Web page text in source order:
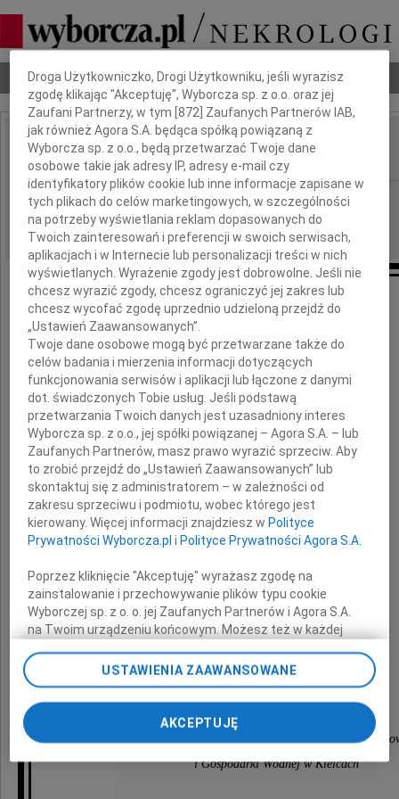
Nekrologi Odeszli Poradnik pogrzebowy
IMIĘ I NAZWISKO: Bogusław Nowak
REGION: Kielce
DATA EMISJI: 02.12.2015
wyrazy głębokiego współczucia
z powodu śmierci
Pana
Bogusława Nowaka
Wójta Gminy Mirzec
składają
Rada Nadzorcza, Zarząd
pracownicy Wojewódzkiego Funduszu Ochrony
i Gospodarki Wodnej w Kielcach
Dbamy o Twoją prywatność
Droga Użytkowniczko, Drogi Użytkowniku, jeśli wyrazisz
zgodę klikając "Akceptuję", Wyborcza sp. z o.o. oraz jej
Zaufani Partnerzy, w tym [872 ] Zaufanych Partnerów IAB,
jak również Agora S.A. będąca spółką powiązaną z
Wyborcza sp. z o.o., będą przetwarzać Twoje dane
osobowe takie jak adresy IP, adresy e-mail czy
identyfikatory plików cookie lub inne informacje zapisane w
tych plikach do celów marketingowych, w szczególności
na potrzeby wyświetlania reklam dopasowanych do
Twoich zainteresowań i preferencji w swoich serwisach,
aplikacjach i w Internecie lub personalizacji treści w nich
wyświetlanych. Wyrażenie zgody jest dobrowolne. Jeśli nie
chcesz wyrazić zgody, chcesz ograniczyć jej zakres lub
chcesz wycofać zgodę uprzednio udzieloną przejdź do
„Ustawień Zaawansowanych”.
Twoje dane osobowe mogą być przetwarzane także do
celów badania i mierzenia informacji dotyczących
funkcjonowania serwisów i aplikacji lub łączone z danymi
dot. świadczonych Tobie usług. Jeśli podstawą
przetwarzania Twoich danych jest uzasadniony interes
Wyborcza sp. z o.o., jej spółki powiązanej – Agora S.A. – lub
Zaufanych Partnerów, masz prawo wyrazić sprzeciw. Aby
to zrobić przejdź do „Ustawień Zaawansowanych” lub
skontaktuj się z administratorem – w zależności od
zakresu sprzeciwu i podmiotu, wobec którego jest
kierowany. Więcej informacji znajdziesz w Polityce
Prywatności Wyborcza.pl i Polityce Prywatności Agora S.A.
Poprzez kliknięcie "Akceptuję" wyrażasz zgodę na
zainstalowanie i przechowywanie plików typu cookie
Wyborczej sp. z o. o. jej Zaufanych Partnerów i Agora S.A.
na Twoim urządzeniu końcowym. Możesz też w każdej
chwili zmienić swoje preferencje dot. plików cookie,
ponownie wywołując narzędzie do zarządzania Twoimi
preferencjami dot. przetwarzania danych poprzez
odnośnik „Ustawienia prywatności” w stopce serwisu i
przechodząc do sekcji „Ustawienia zaawansowane”.
Zmiana ustawień plików cookie możliwa jest także za
USTAWIENIA ZAAWANSOWANE
AKCEPTUJĘ